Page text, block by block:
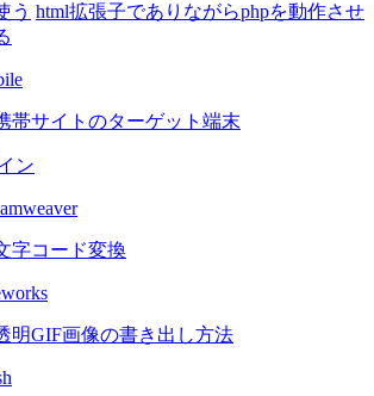
う html拡張子でありながらphpを動作させ
帯サイトのターゲット端末
ン
字コード変換
明GIF画像の書き出し方法